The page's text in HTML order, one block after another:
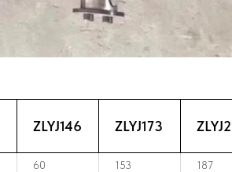
ZLYJ146 ZLYJ173
60 153 187